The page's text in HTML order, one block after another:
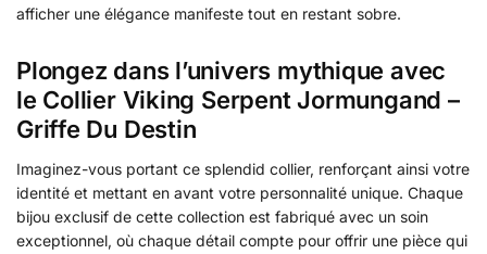
afficher une élégance manifeste tout en restant sobre.
Plongez dans l’univers mythique avec
le Collier Viking Serpent Jormungand –
Griffe Du Destin
Imaginez-vous portant ce splendid collier, renforçant ainsi votre
identité et mettant en avant votre personnalité unique. Chaque
bijou exclusif de cette collection est fabriqué avec un soin
exceptionnel, où chaque détail compte pour offrir une pièce qui